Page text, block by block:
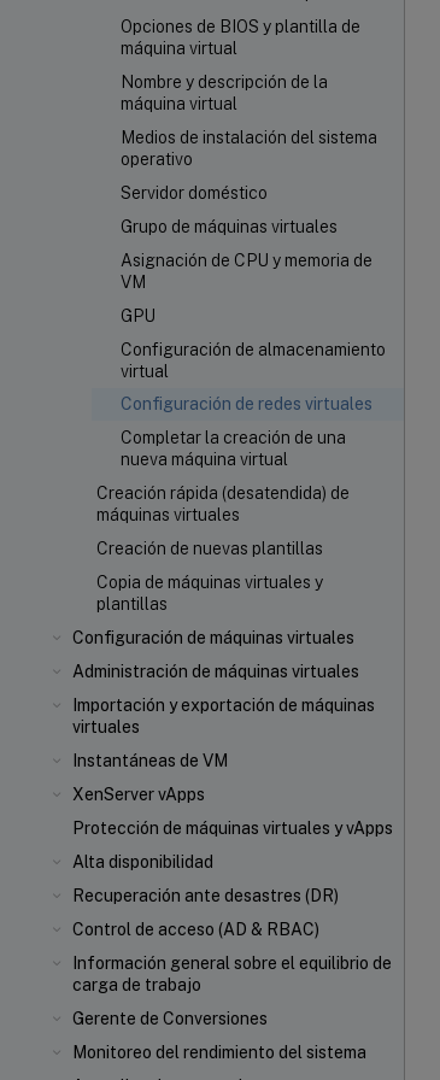
Opciones de BIOS y plantilla de
máquina virtual
Nombre y descripción de la
máquina virtual
Medios de instalación del sistema
operativo
Servidor doméstico
Grupo de máquinas virtuales
Asignación de CPU y memoria de
VM
GPU
Configuración de almacenamiento
virtual
Configuración de redes virtuales
Completar la creación de una
nueva máquina virtual
Creación rápida (desatendida) de
máquinas virtuales
Creación de nuevas plantillas
Copia de máquinas virtuales y
plantillas
Configuración de máquinas virtuales
Administración de máquinas virtuales
Importación y exportación de máquinas
virtuales
Instantáneas de VM
XenServer vApps
Protección de máquinas virtuales y vApps
Alta disponibilidad
Recuperación ante desastres (DR)
Control de acceso (AD & RBAC)
Información general sobre el equilibrio de
carga de trabajo
Gerente de Conversiones
Monitoreo del rendimiento del sistema